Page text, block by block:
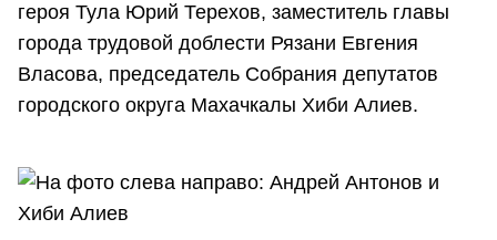
героя Тула Юрий Терехов, заместитель главы
города трудовой доблести Рязани Евгения
Власова, председатель Собрания депутатов
городского округа Махачкалы Хиби Алиев.